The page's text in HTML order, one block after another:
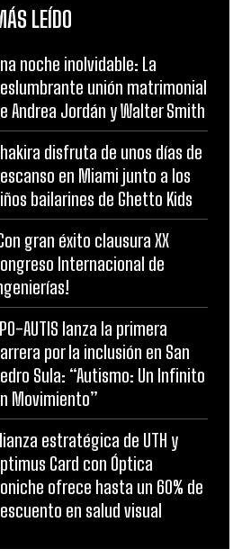
LEÍDO
noche inolvidable: La
unión matrimonial
Andrea Jordán y Walter Smith
disfruta de unos días de
en Miami junto a los
bailarines de Ghetto Kids
gran éxito clausura XX
Internacional de
AUTIS lanza la primera
por la inclusión en San
Sula: “Autismo: Un Infinito
Movimiento”
estratégica de UTH y
Card con Óptica
ofrece hasta un 60% de
en salud visual